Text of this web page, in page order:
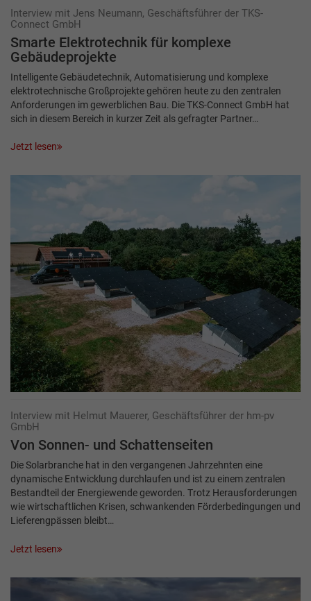
Interview mit Jens Neumann, Geschäftsführer der TKS-
Connect GmbH
Smarte Elektrotechnik für komplexe
Gebäudeprojekte
Intelligente Gebäudetechnik, Automatisierung und komplexe
elektrotechnische Großprojekte gehören heute zu den zentralen
Anforderungen im gewerblichen Bau. Die TKS-Connect GmbH hat
sich in diesem Bereich in kurzer Zeit als gefragter Partner…
Jetzt lesen
Interview mit Helmut Mauerer, Geschäftsführer der hm-pv
GmbH
Von Sonnen- und Schattenseiten
Die Solarbranche hat in den vergangenen Jahrzehnten eine
dynamische Entwicklung durchlaufen und ist zu einem zentralen
Bestandteil der Energiewende geworden. Trotz Herausforderungen
wie wirtschaftlichen Krisen, schwankenden Förderbedingungen und
Lieferengpässen bleibt…
Jetzt lesen